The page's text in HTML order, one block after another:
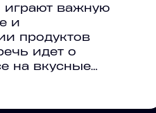
важную
и
продуктов
идет о
на вкусные…